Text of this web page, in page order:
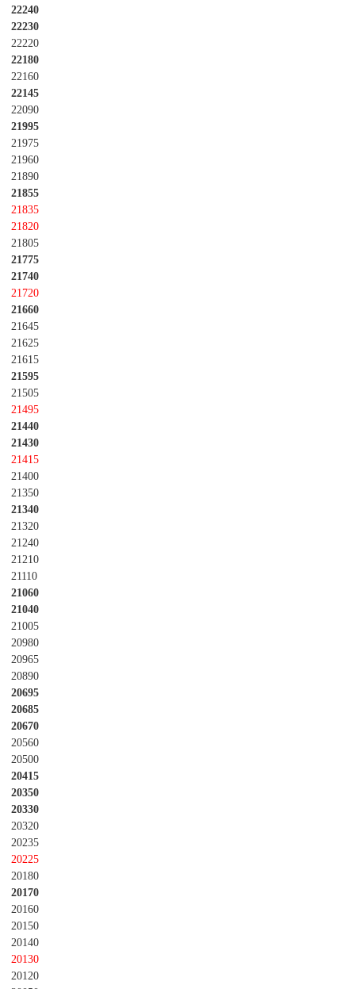
22240
22230
22220
22180
22160
22145
22090
21995
21975
21960
21890
21855
21835
21820
21805
21775
21740
21720
21660
21645
21625
21615
21595
21505
21495
21440
21430
21415
21400
21350
21340
21320
21240
21210
21110
21060
21040
21005
20980
20965
20890
20695
20685
20670
20560
20500
20415
20350
20330
20320
20235
20225
20180
20170
20160
20150
20140
20130
20120